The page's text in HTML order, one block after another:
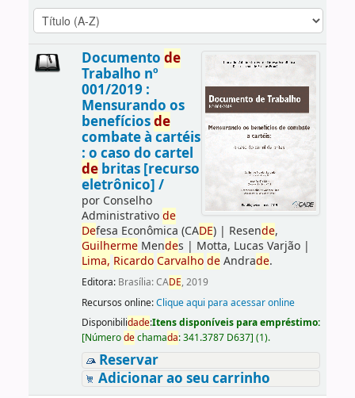
Documento de
Trabalho nº
001/2019 :
Mensurando os
benefíciosde
combate à cartéis
: o caso do cartel
debritas [recurso
eletrônico] /
por Conselho
Administrativode
Defesa Econômica (CADE)| Resende,
GuilhermeMendes | Motta, Lucas Varjão|
Lima, Ricardo Carvalho deAndrade.
Editora: Brasília: CADE, 2019
Recursos online:Clique aqui para acessar online
Disponibilidade:Itens disponíveis para empréstimo:
[Númerodechamada:341.3787 D637] (1).
Reservar
Adicionar ao seu carrinho